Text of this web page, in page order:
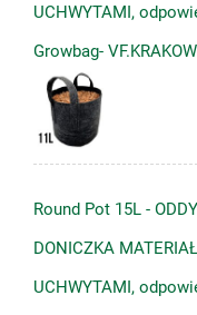
UCHWYTAMI,
Growbag- VF.KRAKOW
Round Pot 15L -
DONICZKA
UCHWYTAMI,